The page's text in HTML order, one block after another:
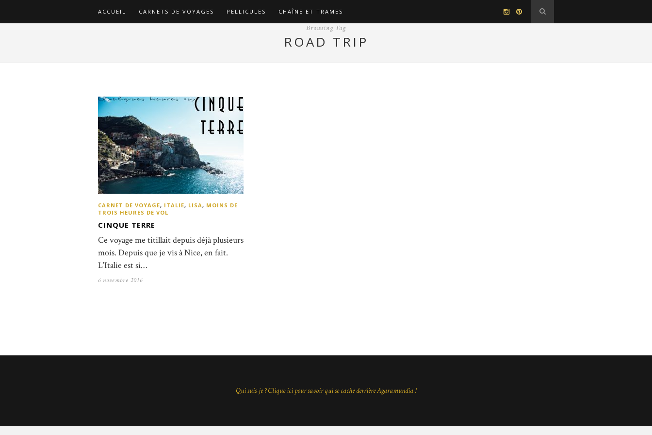
ACCUEIL CARNETS DE VOYAGES PELLICULES CHAÎNE ET TRAMES
Browsing Tag
ROAD TRIP
CARNET DE VOYAGE, ITALIE, LISA, MOINS DE
TROIS HEURES DE VOL
CINQUE TERRE
Ce voyage me titillait depuis déjà plusieurs
mois. Depuis que je vis à Nice, en fait.
L’Italie est si…
6 novembre 2016
Qui suis-je ? Clique ici pour savoir qui se cache derrière Agaramundia !